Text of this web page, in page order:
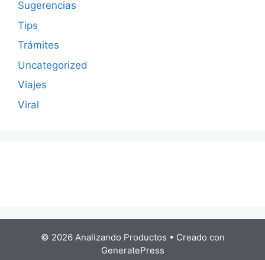
Sugerencias
Tips
Trámites
Uncategorized
Viajes
Viral
© 2026 Analizando Productos • Creado con
GeneratePress